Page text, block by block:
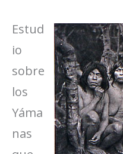
Estud
io
sobre
los
Yáma
nas